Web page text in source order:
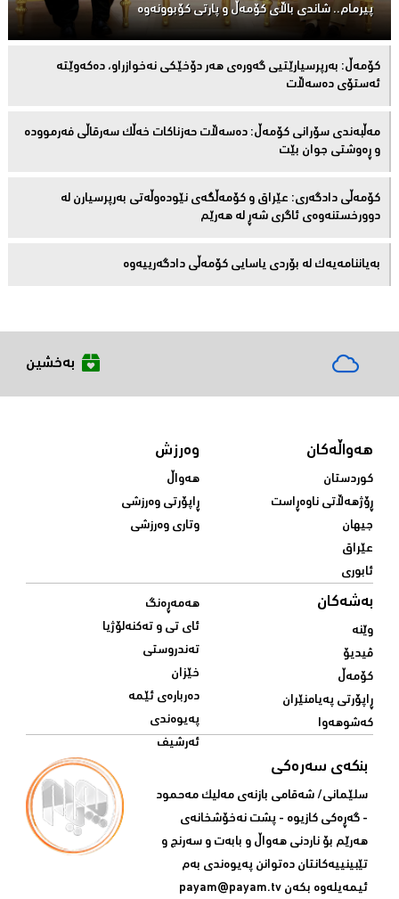
پیرمام.. شاندی باڵای كۆمه‌ڵ و پارتی كۆبوونه‌وه‌
كۆمەڵ: بەرپرسیارێتیی گەورەی هەر دۆخێکی نەخوازراو، دەكەوێتە
ئەستۆی دەسەڵات
مەڵبەندى سۆرانى کۆمەڵ: دەسەڵات حەزناکات خەڵک سەرقاڵى فەرموودە
و ڕەوشتى جوان بێت
کۆمەڵى دادگەرى: عێراق و كۆمەڵگەی نێودەوڵەتی بەرپرسیارن لە
دوورخستنەوەى ئاگری شەڕ لە هەرێم
بەیاننامەیەک لە بۆردی یاسایی کۆمەڵی دادگەرییەوە
بەخشین
هەواڵەکان
کوردستان
ڕۆژهەڵاتی ناوەڕاست
جیهان
عێراق
ئابوری
وەرزش
هەواڵ
ڕاپۆرتی وەرزشی
وتاری وەرزشی
بەشەکان
وێنە
ڤیدیۆ
کۆمەڵ
ڕاپۆرتی پەیامنێران
کەشوهەوا
هەمەڕەنگ
ئای تی و تەکنەلۆژیا
تەندروستی
خێزان
دەربارەی ئێمە
پەیوەندی
ئەرشیف
بنکەی سەرەکی
سلێمانی/ شه‌قامی بازنه‌ی مه‌لیک مه‌حمود
- گه‌ڕه‌کی کازیوه‌ - پشت نه‌خۆشخانه‌ی‌
هه‌رێم بۆ ناردنی‌ هه‌واڵ و بابه‌ت و سه‌رنج و
تێبینییه‌كانتان ده‌توانن په‌یوه‌ندی‌ به‌م
ئیمه‌یله‌وه‌ بكه‌ن payam@payam.tv